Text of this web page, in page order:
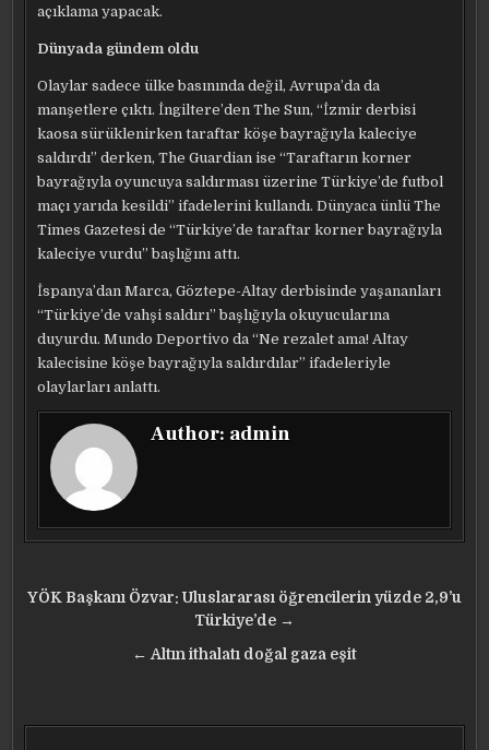
açıklama yapacak.
Dünyada gündem oldu
Olaylar sadece ülke basınında değil, Avrupa’da da
manşetlere çıktı. İngiltere’den The Sun, “İzmir derbisi
kaosa sürüklenirken taraftar köşe bayrağıyla kaleciye
saldırdı” derken, The Guardian ise “Taraftarın korner
bayrağıyla oyuncuya saldırması üzerine Türkiye’de futbol
maçı yarıda kesildi” ifadelerini kullandı. Dünyaca ünlü The
Times Gazetesi de “Türkiye’de taraftar korner bayrağıyla
kaleciye vurdu” başlığını attı.
İspanya’dan Marca, Göztepe-Altay derbisinde yaşananları
“Türkiye’de vahşi saldırı” başlığıyla okuyucularına
duyurdu. Mundo Deportivo da “Ne rezalet ama! Altay
kalecisine köşe bayrağıyla saldırdılar” ifadeleriyle
olaylarları anlattı.
Author: admin
Yazı
YÖK Başkanı Özvar: Uluslararası öğrencilerin yüzde 2,9’u
Türkiye’de →
← Altın ithalatı doğal gaza eşit